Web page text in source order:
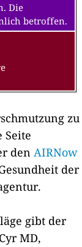
Die
betroffen.
zu
Seite
den AIRNow
der
gibt der
MD,